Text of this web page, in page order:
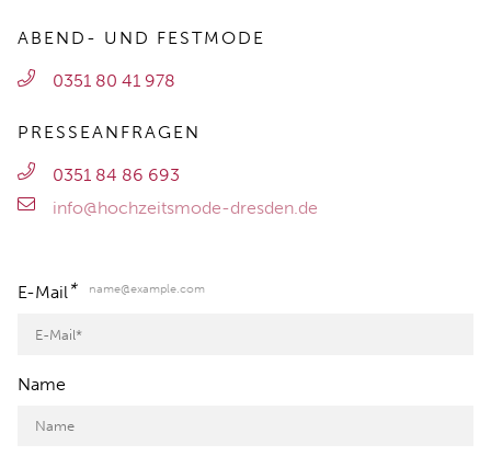
ABEND- UND FESTMODE
0351 80 41 978
PRESSEANFRAGEN
0351 84 86 693
info@hochzeitsmode-dresden.de
E-Mail* name@example.com
Name